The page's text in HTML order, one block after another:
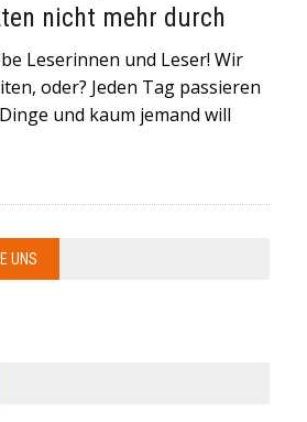
nicht mehr durch
Leserinnen und Leser! Wir
oder? Jeden Tag passieren
und kaum jemand will
UNS